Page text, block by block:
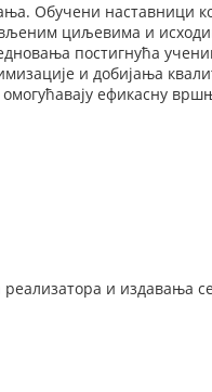
Обучени наставници
циљевима и
постигнућа
и добијања
ефикасну
и издавања